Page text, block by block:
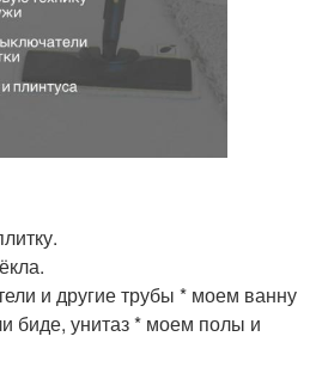
и другие трубы * моем ванну
биде, унитаз * моем полы и